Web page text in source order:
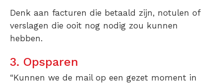
Denk aan facturen die betaald zijn, notulen of
verslagen die ooit nog nodig zou kunnen
hebben.
3. Opsparen
“Kunnen we de mail op een gezet moment in